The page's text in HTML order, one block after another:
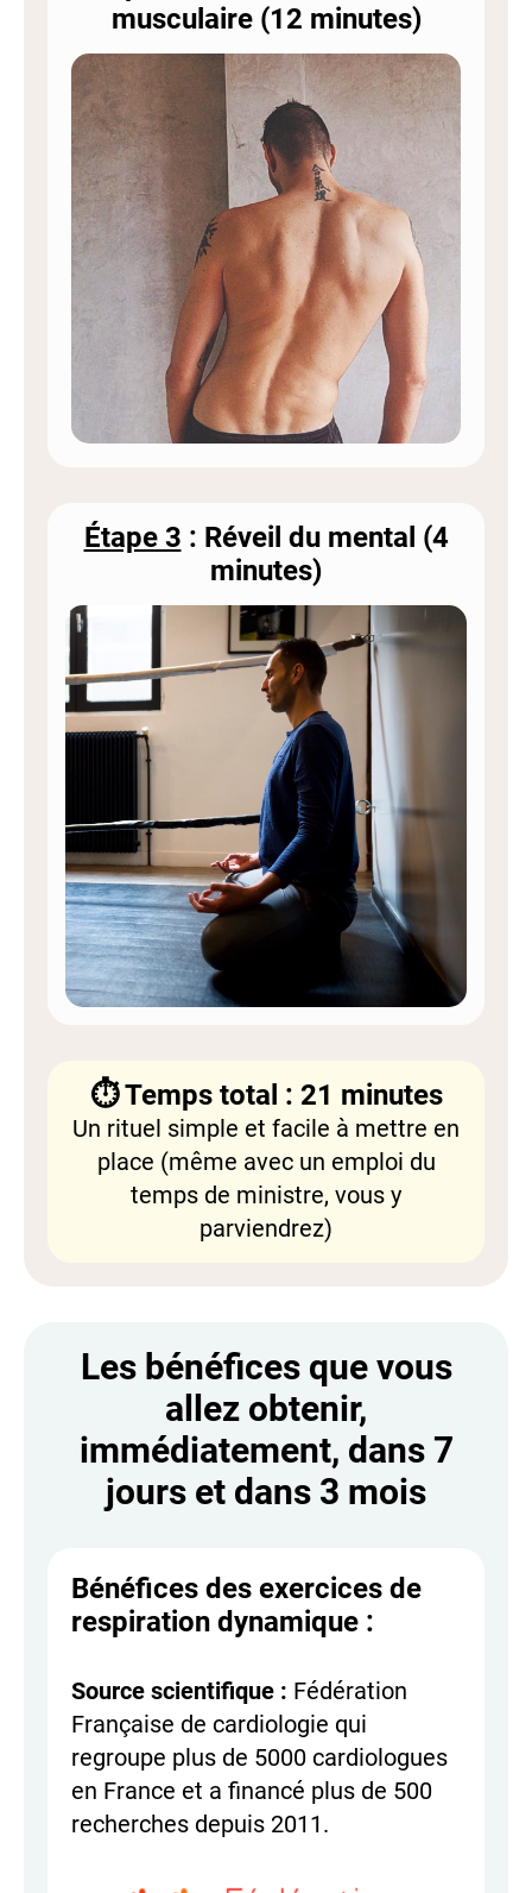
musculaire (12 minutes)
Étape 3 : Réveil du mental (4
minutes)
⏱️ Temps total : 21 minutes
Un rituel simple et facile à mettre en
place (même avec un emploi du
temps de ministre, vous y
parviendrez)
Les bénéfices que vous
allez obtenir,
immédiatement, dans 7
jours et dans 3 mois
Bénéfices des exercices de
respiration dynamique :
Source scientifique : Fédération
Française de cardiologie qui
regroupe plus de 5000 cardiologues
en France et a financé plus de 500
recherches depuis 2011.